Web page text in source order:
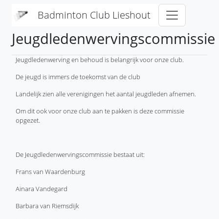
Badminton Club Lieshout
Jeugdledenwervingscommissie
Jeugdledenwerving en behoud is belangrijk voor onze club.
De jeugd is immers de toekomst van de club
Landelijk zien alle verenigingen het aantal jeugdleden afnemen.
Om dit ook voor onze club aan te pakken is deze commissie
opgezet.
De Jeugdledenwervingscommissie bestaat uit:
Frans van Waardenburg
Ainara Vandegard
Barbara van Riemsdijk